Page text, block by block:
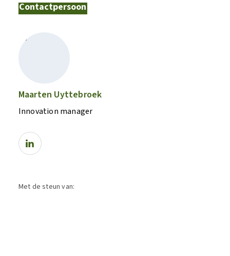
Contactpersoon
Maarten Uyttebroek
Innovation manager
Met de steun van: